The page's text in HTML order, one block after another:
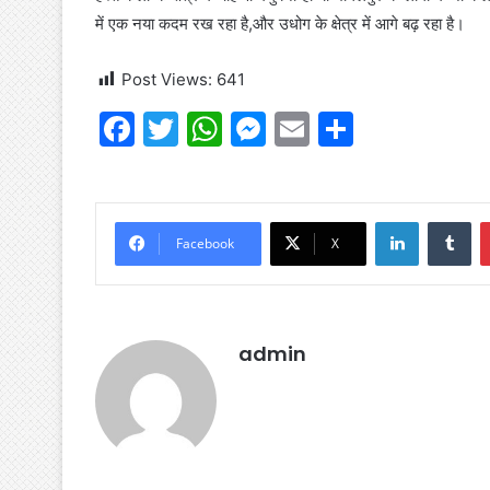
में एक नया कदम रख रहा है,और उधोग के क्षेत्र में आगे बढ़ रहा है।
Post Views: 641
F
c
e
b
o
k
T
itt
er
W
at
s
A
p
M
s
s
e
g
er
E
ai
l
ar
e
Facebook X
LinkedIn
admin